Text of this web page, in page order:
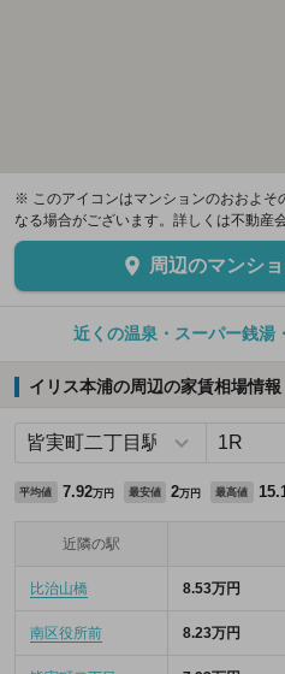
※ このアイコンはマンションのおおよそ
なる場合がございます。詳しくは不動産
周辺のマンシ
近くの温泉・スーパー銭湯
イリス本浦の周辺の家賃相場情報
平均値 7.92万円 最安値 2万円 最高値
近隣の駅
比治山橋 8.53万円
南区役所前 8.23万円